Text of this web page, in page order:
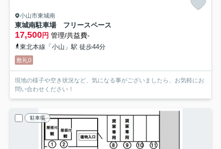
小山市東城南
東城南駐車場 フリースペース
17,500円 管理/共益費-
東北本線「小山」駅 徒歩44分
敷礼0
現地の様子や空き状況など、気になる事がございましたら、お気軽にお
問い合わせください！
駐車場